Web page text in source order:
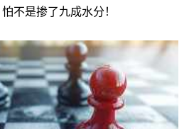
不是掺了九成水分！